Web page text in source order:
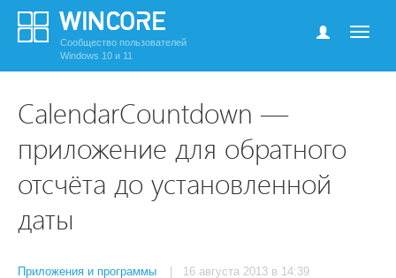
Сообщество пользователей
Windows 10 и 11
CalendarCountdown —
приложение для обратного
отсчёта до установленной
даты
Приложения и программы | 16 августа 2013 в 14:39